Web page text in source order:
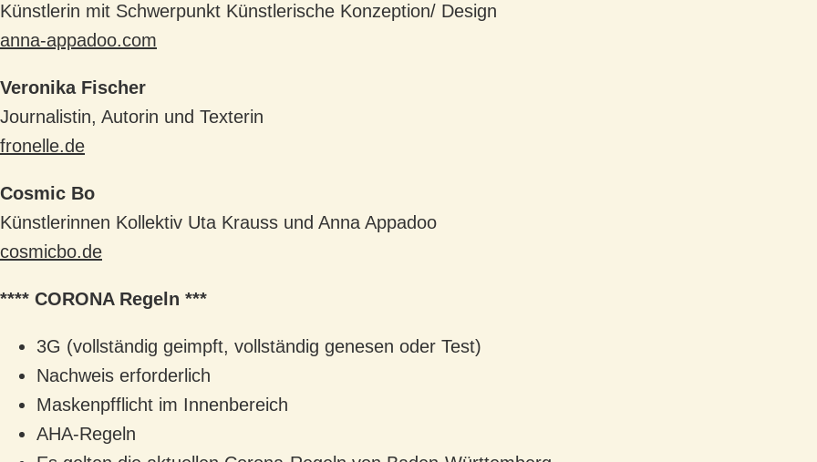
Künstlerin mit Schwerpunkt Künstlerische Konzeption/ Design
anna-appadoo.com
Veronika Fischer
Journalistin, Autorin und Texterin
fronelle.de
Cosmic Bo
Künstlerinnen Kollektiv Uta Krauss und Anna Appadoo
cosmicbo.de
**** CORONA Regeln ***
3G (vollständig geimpft, vollständig genesen oder Test)
Nachweis erforderlich
Maskenpfflicht im Innenbereich
AHA-Regeln